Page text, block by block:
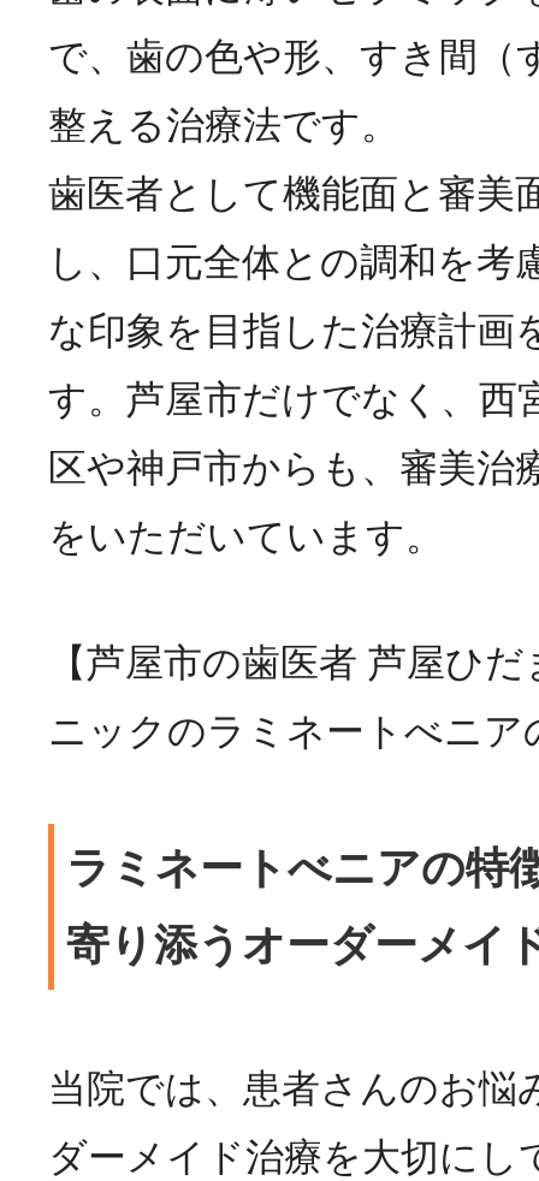
で、歯の色や形、すき間（
整える治療法です。
歯医者として機能面と審美
し、口元全体との調和を考
な印象を目指した治療計画
す。芦屋市だけでなく、西
区や神戸市からも、審美治
をいただいています。
【芦屋市の歯医者 芦屋ひ
ニックのラミネートべニア
ラミネートべニアの特
寄り添うオーダーメイ
当院では、患者さんのお悩
ダーメイド治療を大切にし